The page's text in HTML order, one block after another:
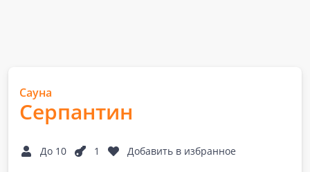
Сауна
Серпантин
До 10 1 Добавить в избранное